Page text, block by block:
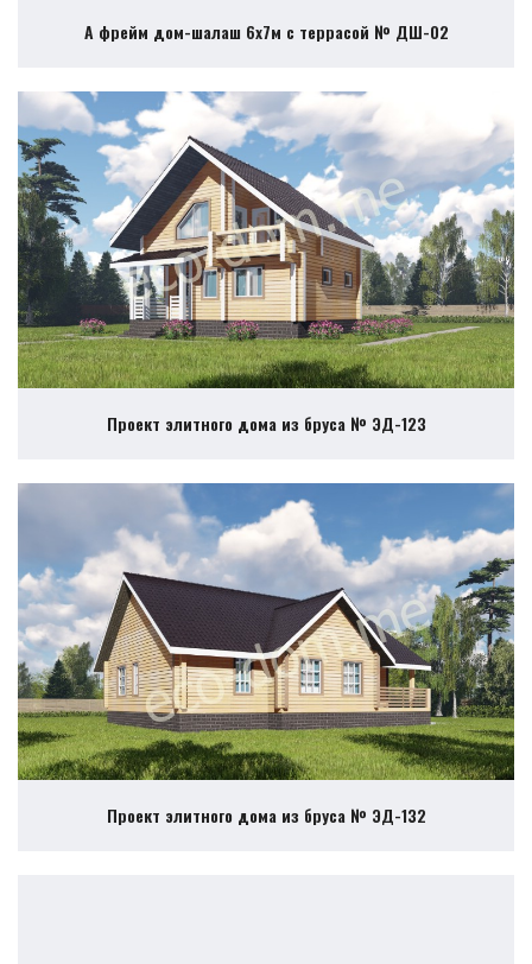
А фрейм дом-шалаш 6х7м с террасой № ДШ-02
Проект элитного дома из бруса № ЭД-123
Проект элитного дома из бруса № ЭД-132